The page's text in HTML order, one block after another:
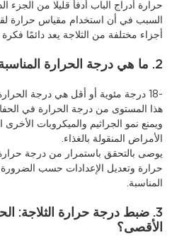
حرارة أدراج الباب أدفأ قليلا من الجزء
السبب في أن استخدام مقياس حرارة
أجزاء مختلفة من الثلاجة يعد دائمًا
2. ما هي درجة الحرارة المناسبة للفريزر؟
-18 درجة مئوية أو أقل هي درجة
هذا المستوى من درجة الحرارة في
ويمنع نمو الجراثيم والميكروبات
الأمراض المنقولة بالغذاء.
يوصى بالتحقق باستمرار من درجة
حرارة وتعديل الإعدادات حسب الضرورة
المناسبة.
3. ضبط درجة حرارة الثلاجة:
الأقصى؟